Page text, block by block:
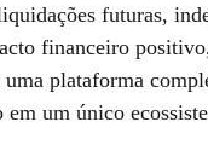
futuras,
financeiro
plataforma
em um único